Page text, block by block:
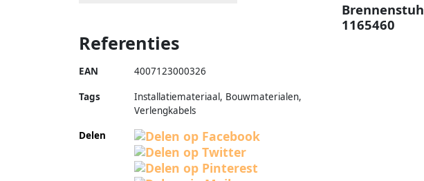
1165460
Referenties
EAN 4007123000326
Tags
Installatiemateriaal, Bouwmaterialen,
Verlengkabels
Delen